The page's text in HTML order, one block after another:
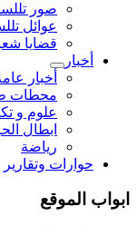
صور
عوائل
قضايا
أخبار
أخبار
محطات
علوم و
ابطال
رياضة
حوارات وتقارير
ابواب الموقع